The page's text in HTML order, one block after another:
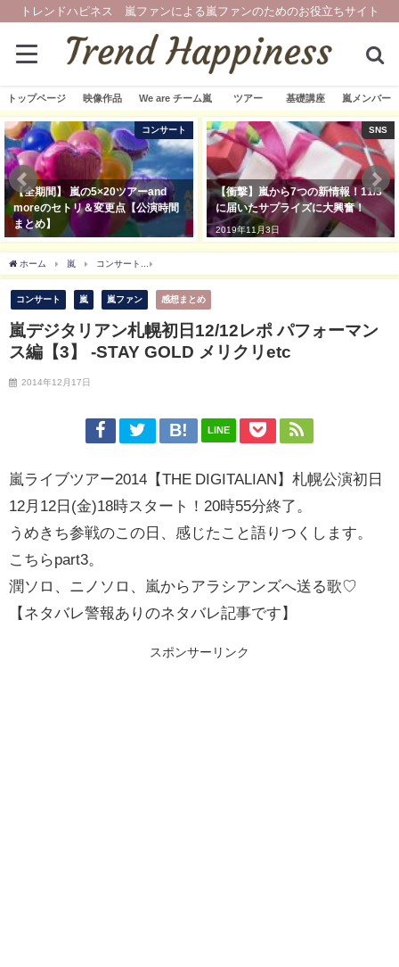
トレンドハピネス 嵐ファンによる嵐ファンのためのお役立ちサイト
トップページ 映像作品 We are チーム嵐 ツアー 基礎講座 嵐メンバー
コンサート
【全期間】 嵐の5×20ツアーand
moreのセトリ＆変更点【公演時間
まとめ】
SNS
【衝撃】嵐から7つの新情報！11/3
に届いたサプライズに大興奮！
2019年11月3日
ホーム 嵐 コンサート
コンサート 嵐 嵐ファン 感想まとめ
嵐デジタリアン札幌初日12/12レポ パフォーマン
ス編【3】 -STAY GOLD メリクリetc
2014年12月17日
LINE
嵐ライブツアー2014【THE DIGITALIAN】札幌公演初日
12月12日(金)18時スタート！20時55分終了。
うめきち参戦のこの日、感じたこと語りつくします。
こちらpart3。
潤ソロ、ニノソロ、嵐からアラシアンズへ送る歌♡
【ネタバレ警報ありのネタバレ記事です】
スポンサーリンク